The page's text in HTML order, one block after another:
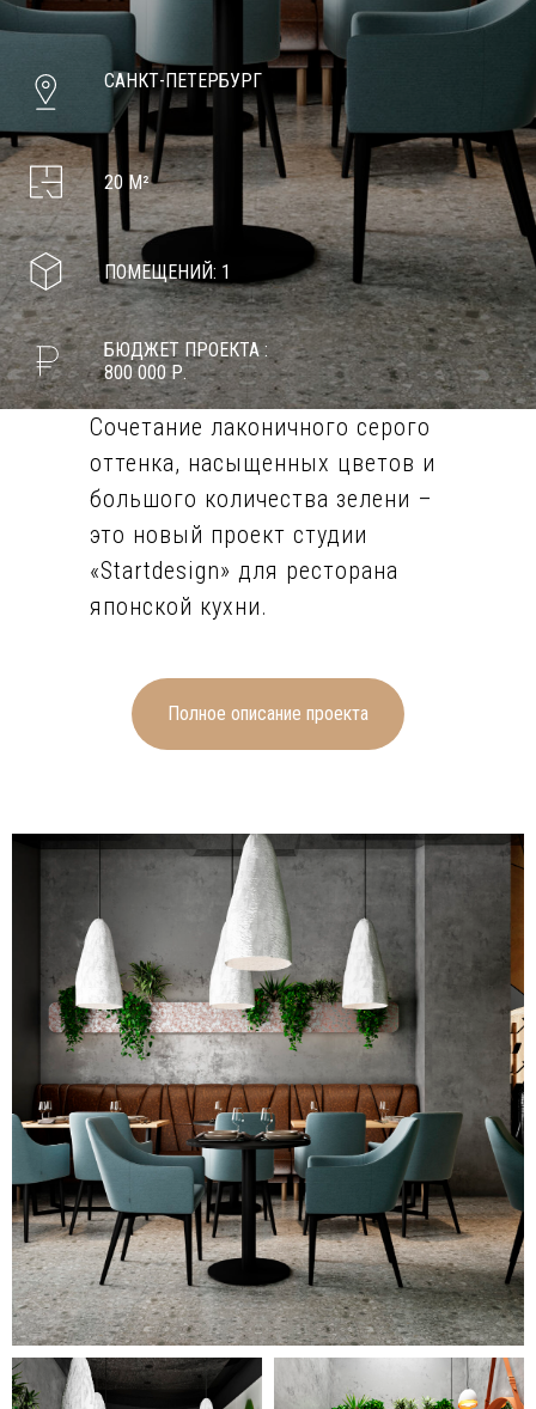
САНКТ-ПЕТЕРБУРГ
20 М²
ПОМЕЩЕНИЙ: 1
БЮДЖЕТ ПРОЕКТА :
800 000 Р.
Сочетание лаконичного серого
оттенка, насыщенных цветов и
большого количества зелени –
это новый проект студии
«Startdesign» для ресторана
японской кухни.
серо-стальной оттенок, а
поверхность имитирует фактуру
штукатурки. На полу уложена
также выдержаны в серых
тонах, на фоне которых
выделяются светлые
деревянные элементы
интерьера.
Черные и деревянные столики
окружены мягкими удобными
креслами с обивкой
насыщенного серо-голубого
цвета. Вдоль одной стен
установлен коричневый диван,
оттенок которого сочетается с
цветными частями зеркального
стенного панно.
Полное описание проекта